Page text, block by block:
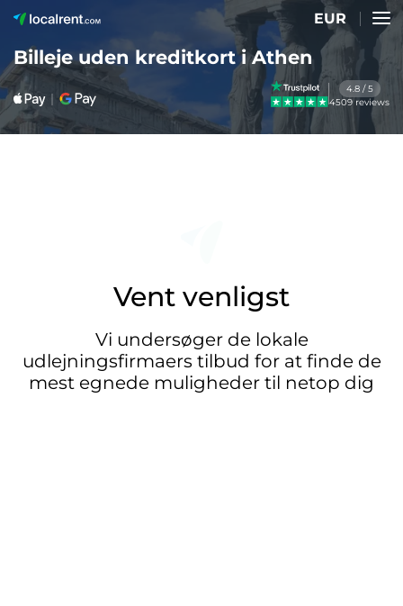
EUR
Billeje uden kreditkort i Athen
4.8 / 5
4509 reviews
Vent venligst
Vi undersøger de lokale
udlejningsfirmaers tilbud for at finde de
mest egnede muligheder til netop dig